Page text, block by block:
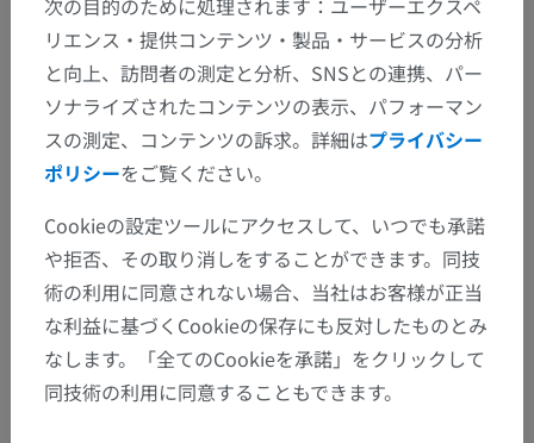
次の目的のために処理されます：ユーザーエクスペ
リエンス・提供コンテンツ・製品・サービスの分析
と向上、訪問者の測定と分析、SNSとの連携、パー
ソナライズされたコンテンツの表示、パフォーマン
スの測定、コンテンツの訴求。詳細はプライバシー
ポリシーをご覧ください。
Cookieの設定ツールにアクセスして、いつでも承諾
や拒否、その取り消しをすることができます。同技
術の利用に同意されない場合、当社はお客様が正当
な利益に基づくCookieの保存にも反対したものとみ
なします。「全てのCookieを承諾」をクリックして
同技術の利用に同意することもできます。